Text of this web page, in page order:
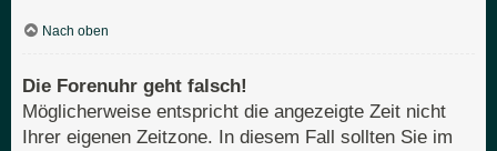
Nach oben
Die Forenuhr geht falsch!
Möglicherweise entspricht die angezeigte Zeit nicht
Ihrer eigenen Zeitzone. In diesem Fall sollten Sie im